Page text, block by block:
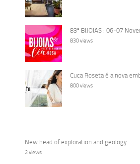
83ª BIJOIAS : 06-07
830 views
Cuca Roseta é a nova
800 views
New head of exploration and geology
2 views